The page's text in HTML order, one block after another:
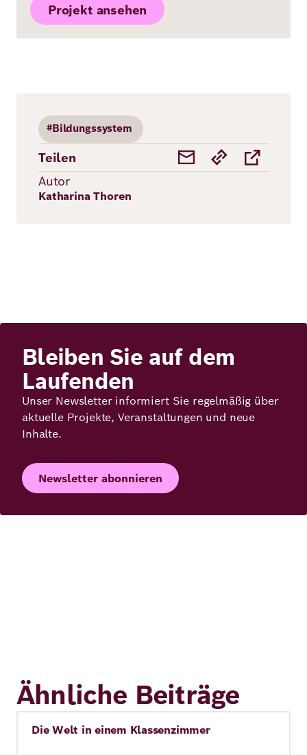
Projekt ansehen
#Bildungssystem
Teilen
Autor
Katharina Thoren
Bleiben Sie auf dem
Laufenden
Unser Newsletter informiert Sie regelmäßig über
aktuelle Projekte, Veranstaltungen und neue
Inhalte.
Newsletter abonnieren
Ähnliche Beiträge
Story
Die Welt in einem Klassenzimmer